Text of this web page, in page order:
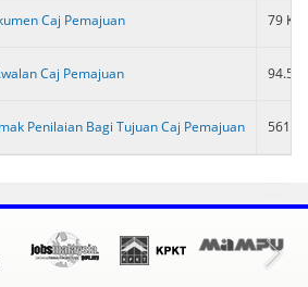
Caj Pemajuan 79 KB
Caj Pemajuan 94.55
Penilaian Bagi Tujuan Caj Pemajuan